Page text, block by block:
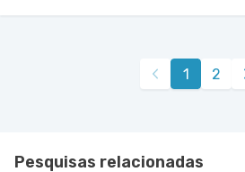
1 2
Pesquisas relacionadas